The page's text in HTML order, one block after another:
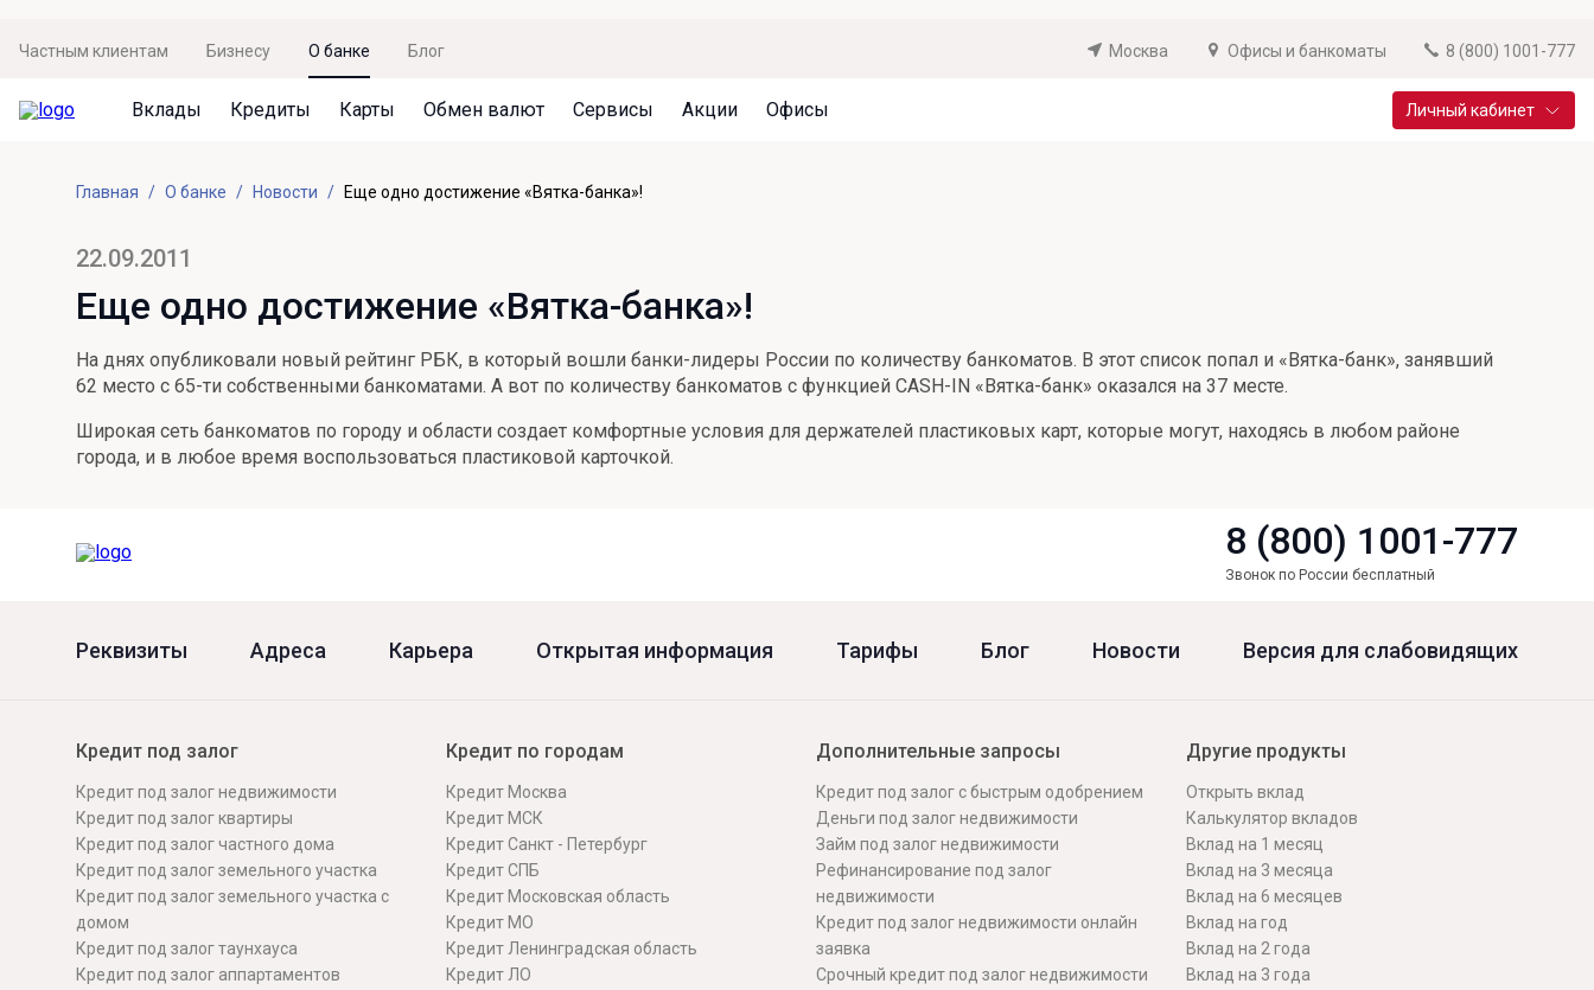
Частным клиентам Бизнесу О банке Блог Москва Офисы и банкоматы 8 (800) 1001-777
Вклады
Не упусти момент
Просто вклад
Накопительный
Отличная стратегия+
Фиксируй доход
Новый старт
Онлайн
Система страхования вкладов
Архив вкладов
Кредиты
Кредит под залог недвижимости
Рефинансирование
Кредит на автомобиль
Потребительский кредит
Все кредиты
Привилегии для клиентов
Реструктуризация
Оценка недвижимости
Подбор новой недвижимости
Карты
Дебетовая карта с пакетом услуг
Премиальная карта Mir Supreme
Пенсионная карта
Все карты
Документы
Кешбэк
Обмен валют
Курсы валют
Бронирование валюты
Курсы валют ЦБ
Сервисы
Оплата кредита
Оценка недвижимости
Подбор новой недвижимости
СБПей
Mir Pay
Госуслуги
Удаленная идентификация
Подтверждение согласия через Госуслуги
Акции
Акция «Приведи друга»
Акция «Ставка на бизнес»
Офисы Личный кабинет
Главная О банке Новости Еще одно достижение «Вятка-банка»!
22.09.2011
Еще одно достижение «Вятка-банка»!
На днях опубликовали новый рейтинг РБК, в который вошли банки-лидеры России по количеству банкоматов. В этот список попал и «Вятка-банк», занявший
62 место с 65-ти собственными банкоматами. А вот по количеству банкоматов с функцией CASH-IN «Вятка-банк» оказался на 37 месте.
Широкая сеть банкоматов по городу и области создает комфортные условия для держателей пластиковых карт, которые могут, находясь в любом районе
города, и в любое время воспользоваться пластиковой карточкой.
8 (800) 1001-777
Звонок по России бесплатный
Реквизиты Адреса Карьера Открытая информация Тарифы Блог Новости Версия для слабовидящих
Кредит под залог
Кредит под залог недвижимости
Кредит под залог квартиры
Кредит под залог частного дома
Кредит под залог земельного участка
Кредит под залог земельного участка с
домом
Кредит под залог таунхауса
Кредит под залог аппартаментов
Кредит по городам
Кредит Москва
Кредит МСК
Кредит Санкт - Петербург
Кредит СПБ
Кредит Московская область
Кредит МО
Кредит Ленинградская область
Кредит ЛО
Дополнительные запросы
Кредит под залог с быстрым одобрением
Деньги под залог недвижимости
Займ под залог недвижимости
Рефинансирование под залог
недвижимости
Кредит под залог недвижимости онлайн
заявка
Срочный кредит под залог недвижимости
Другие продукты
Открыть вклад
Калькулятор вкладов
Вклад на 1 месяц
Вклад на 3 месяца
Вклад на 6 месяцев
Вклад на год
Вклад на 2 года
Вклад на 3 года